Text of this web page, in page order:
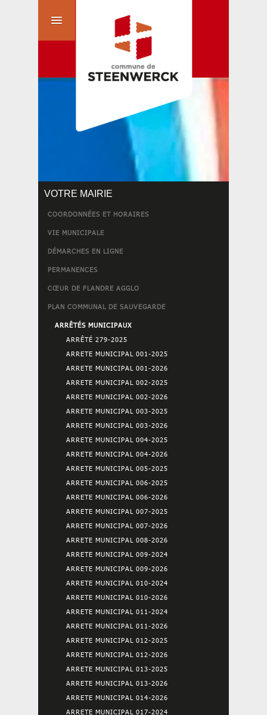
VOTRE MAIRIE
COORDONNÉES ET HORAIRES
VIE MUNICIPALE
DÉMARCHES EN LIGNE
PERMANENCES
CŒUR DE FLANDRE AGGLO
PLAN COMMUNAL DE SAUVEGARDE
ARRÊTÉS MUNICIPAUX
ARRÊTÉ 279-2025
ARRETE MUNICIPAL 001-2025
ARRETE MUNICIPAL 001-2026
ARRETE MUNICIPAL 002-2025
ARRETE MUNICIPAL 002-2026
ARRETE MUNICIPAL 003-2025
ARRETE MUNICIPAL 003-2026
ARRETE MUNICIPAL 004-2025
ARRETE MUNICIPAL 004-2026
ARRETE MUNICIPAL 005-2025
ARRETE MUNICIPAL 006-2025
ARRETE MUNICIPAL 006-2026
ARRETE MUNICIPAL 007-2025
ARRETE MUNICIPAL 007-2026
ARRETE MUNICIPAL 008-2026
ARRETE MUNICIPAL 009-2024
ARRETE MUNICIPAL 009-2026
ARRETE MUNICIPAL 010-2024
ARRETE MUNICIPAL 010-2026
ARRETE MUNICIPAL 011-2024
ARRETE MUNICIPAL 011-2026
ARRETE MUNICIPAL 012-2025
ARRETE MUNICIPAL 012-2026
ARRETE MUNICIPAL 013-2025
ARRETE MUNICIPAL 013-2026
ARRETE MUNICIPAL 014-2026
ARRETE MUNICIPAL 017-2024